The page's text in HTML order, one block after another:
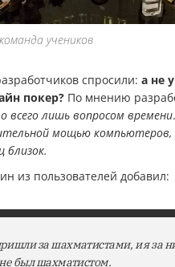
учеников
спросили: а не
покер? По мнению
всего лишь вопросом времени.
мощью
близок.
из пользователей добавил:
за шахматистами, и я за
был шахматистом.